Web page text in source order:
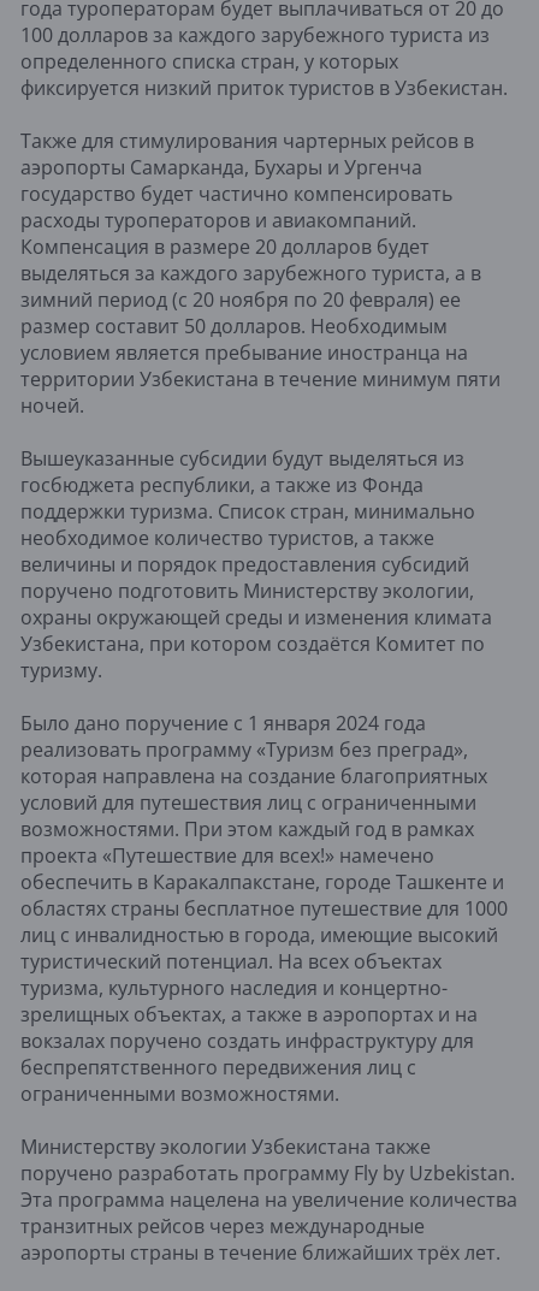
года туроператорам будет выплачиваться от 20 до
100 долларов за каждого зарубежного туриста из
определенного списка стран, у которых
фиксируется низкий приток туристов в Узбекистан.
Также для стимулирования чартерных рейсов в
аэропорты Самарканда, Бухары и Ургенча
государство будет частично компенсировать
расходы туроператоров и авиакомпаний.
Компенсация в размере 20 долларов будет
выделяться за каждого зарубежного туриста, а в
зимний период (с 20 ноября по 20 февраля) ее
размер составит 50 долларов. Необходимым
условием является пребывание иностранца на
территории Узбекистана в течение минимум пяти
ночей.
Вышеуказанные субсидии будут выделяться из
госбюджета республики, а также из Фонда
поддержки туризма. Список стран, минимально
необходимое количество туристов, а также
величины и порядок предоставления субсидий
поручено подготовить Министерству экологии,
охраны окружающей среды и изменения климата
Узбекистана, при котором создаётся Комитет по
туризму.
Было дано поручение с 1 января 2024 года
реализовать программу «Туризм без преград»,
которая направлена на создание благоприятных
условий для путешествия лиц с ограниченными
возможностями. При этом каждый год в рамках
проекта «Путешествие для всех!» намечено
обеспечить в Каракалпакстане, городе Ташкенте и
областях страны бесплатное путешествие для 1000
лиц с инвалидностью в города, имеющие высокий
туристический потенциал. На всех объектах
туризма, культурного наследия и концертно-
зрелищных объектах, а также в аэропортах и на
вокзалах поручено создать инфраструктуру для
беспрепятственного передвижения лиц с
ограниченными возможностями.
Министерству экологии Узбекистана также
поручено разработать программу Fly by Uzbekistan.
Эта программа нацелена на увеличение количества
транзитных рейсов через международные
аэропорты страны в течение ближайших трёх лет.